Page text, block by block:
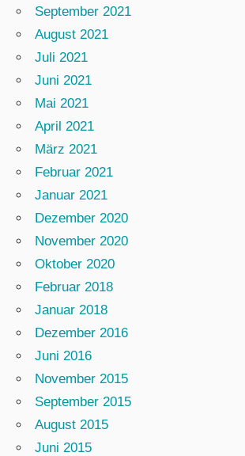
September 2021
August 2021
Juli 2021
Juni 2021
Mai 2021
April 2021
März 2021
Februar 2021
Januar 2021
Dezember 2020
November 2020
Oktober 2020
Februar 2018
Januar 2018
Dezember 2016
Juni 2016
November 2015
September 2015
August 2015
Juni 2015